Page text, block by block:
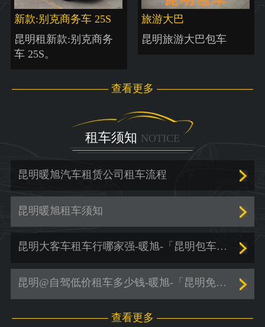
新款:别克商务车 25S
昆明租新款:别克商务
车 25S。
旅游大巴
昆明旅游大巴包车
查看更多
租车须知 NOTICE
昆明暖旭汽车租赁公司租车流程
昆明暖旭租车须知
昆明大客车租车行哪家强-暖旭-「昆明包车服务价格」
昆明@自驾低价租车多少钱-暖旭-「昆明免押金租车」
查看更多